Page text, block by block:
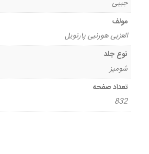
جیبی
مولف
العزبی هورنبی پارنویل
نوع جلد
شومیز
تعداد صفحه
832